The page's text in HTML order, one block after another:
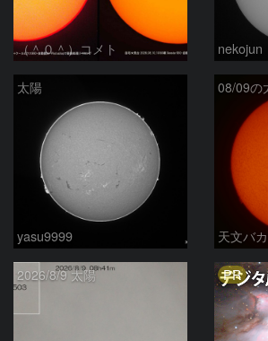
（＾０＾）コメト nekojun
太陽
yasu9999
08/09の
天文バ
2026/8/9 太陽 PR